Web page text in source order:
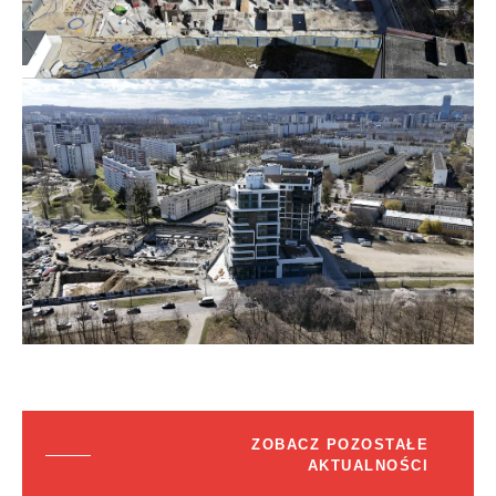
ZOBACZ POZOSTAŁE
AKTUALNOŚCI